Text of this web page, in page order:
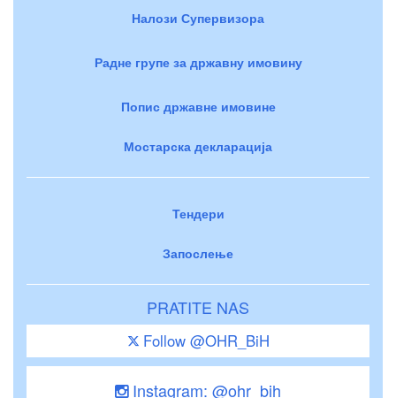
Налози Супервизора
Радне групе за државну имовину
Попис државне имовине
Мостарска декларација
Тендери
Запослење
PRATITE NAS
Follow @OHR_BiH
Instagram: @ohr_bih